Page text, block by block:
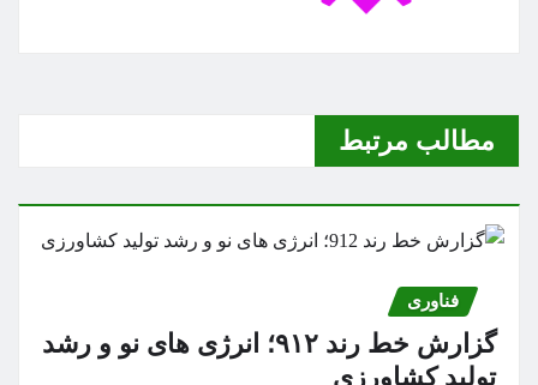
مطالب مرتبط
فناوری
گزارش خط رند ۹۱۲؛ انرژی های نو و رشد
تولید کشاورزی